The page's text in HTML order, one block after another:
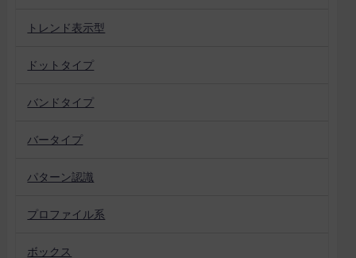
トレンド表示型
ドットタイプ
バンドタイプ
バータイプ
パターン認識
プロファイル系
ボックス